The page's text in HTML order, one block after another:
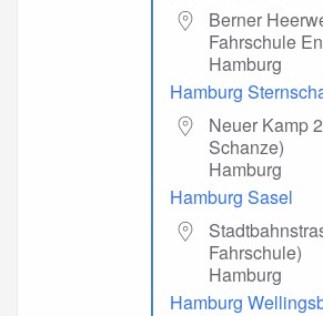
Berner
Fahrschule
Hamburg
Hamburg
Neuer Kamp
Schanze)
Hamburg
Hamburg Sasel
Fahrschule)
Hamburg
Hamburg